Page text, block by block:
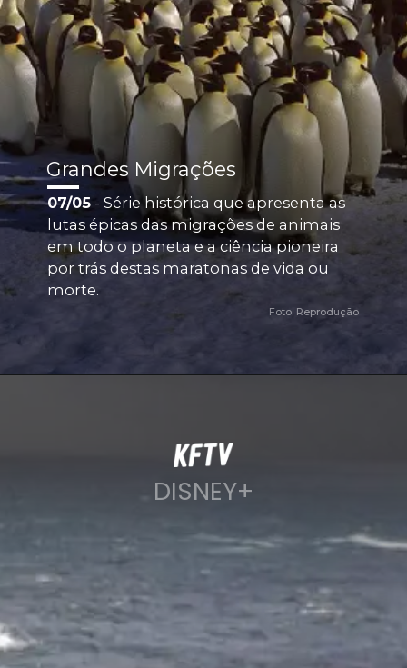
Grandes Migrações
07/05 - Série histórica que apresenta as
lutas épicas das migrações de animais
em todo o planeta e a ciência pioneira
por trás destas maratonas de vida ou
morte.
Foto: Reprodução
DISNEY+